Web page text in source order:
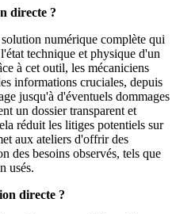
directe ?
numérique complète qui
technique et physique d'un
à cet outil, les mécaniciens
informations cruciales, depuis
jusqu'à d'éventuels dommages
un dossier transparent et
réduit les litiges potentiels sur
aux ateliers d'offrir des
des besoins observés, tels que
usés.
directe ?